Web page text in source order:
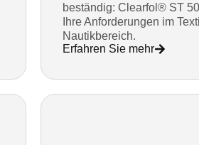
beständig: Clearfol® ST
Ihre Anforderungen im
Nautikbereich.
Erfahren Sie mehr